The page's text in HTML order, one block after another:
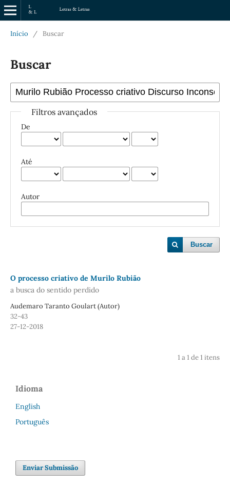
Início / Buscar
Buscar
Filtros avançados
De
Até
Autor
Buscar
O processo criativo de Murilo Rubião
a busca do sentido perdido
Audemaro Taranto Goulart (Autor)
32-43
27-12-2018
1 a 1 de 1 itens
Idioma
English
Português
Enviar Submissão